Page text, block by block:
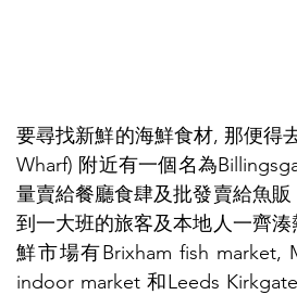
要尋找新鮮的海鮮食材, 那便得
Wharf) 附近有一個名為
量賣給餐廳食肆及批發賣給魚
到一大班的旅客及本地人一齊
鮮市場有Brixham fish market,
indoor market 和Leeds